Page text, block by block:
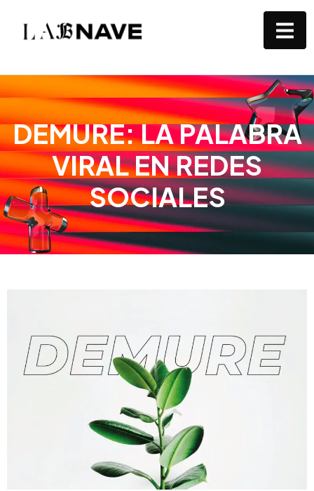
DEMURE: LA PALABRA
VIRAL EN REDES
SOCIALES